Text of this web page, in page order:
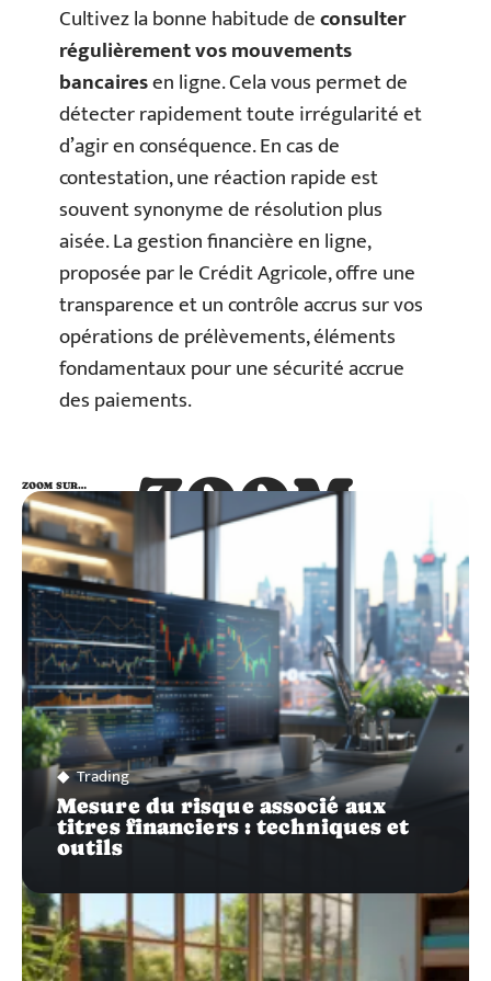
Cultivez la bonne habitude deconsulter
régulièrement vos mouvements
bancairesen ligne. Cela vous permet de
détecter rapidement toute irrégularité et
d’agir en conséquence. En cas de
contestation, une réaction rapide est
souvent synonyme de résolution plus
aisée. La gestion financière en ligne,
proposée par le Crédit Agricole, offre une
transparence et un contrôle accrus sur vos
opérations de prélèvements, éléments
fondamentaux pour une sécurité accrue
des paiements.
ZOOM
SUR…
ZOOM SUR…
Trading
Mesure du risque associé aux
titres financiers : techniques et
outils